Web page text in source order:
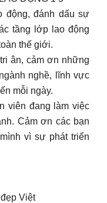
động, đánh dấu sự
tầng lớp lao động
thế giới.
ân, cảm ơn những
nghề, lĩnh vực
mỗi ngày.
viên đang làm việc
Cảm ơn các bạn
vì sự phát triển
Việt